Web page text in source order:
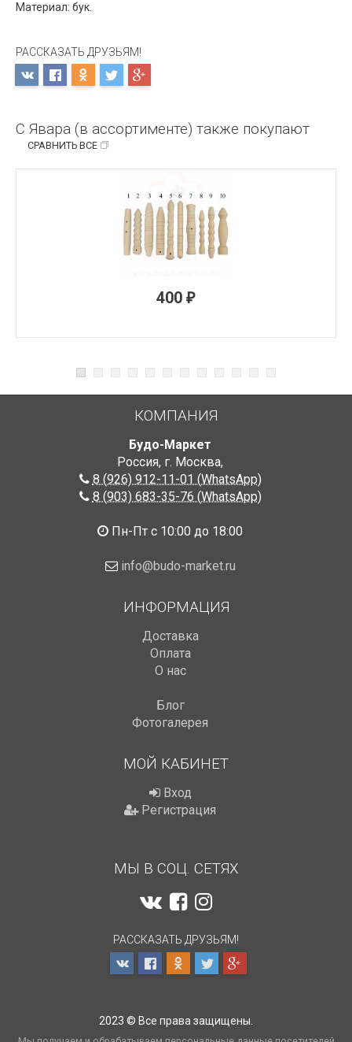
Материал: бук.
РАССКАЗАТЬ ДРУЗЬЯМ!
С Явара (в ассортименте) также покупают
СРАВНИТЬ ВСЕ
400 ₽
КОМПАНИЯ
Будо-Маркет
Россия, г. Москва,
8 (926) 912-11-01 (WhatsApp)
8 (903) 683-35-76 (WhatsApp)
Пн-Пт с 10:00 до 18:00
info@budo-market.ru
ИНФОРМАЦИЯ
Доставка
Оплата
О нас
Блог
Фотогалерея
МОЙ КАБИНЕТ
Вход
Регистрация
МЫ В СОЦ. СЕТЯХ
РАССКАЗАТЬ ДРУЗЬЯМ!
2023 © Все права защищены.